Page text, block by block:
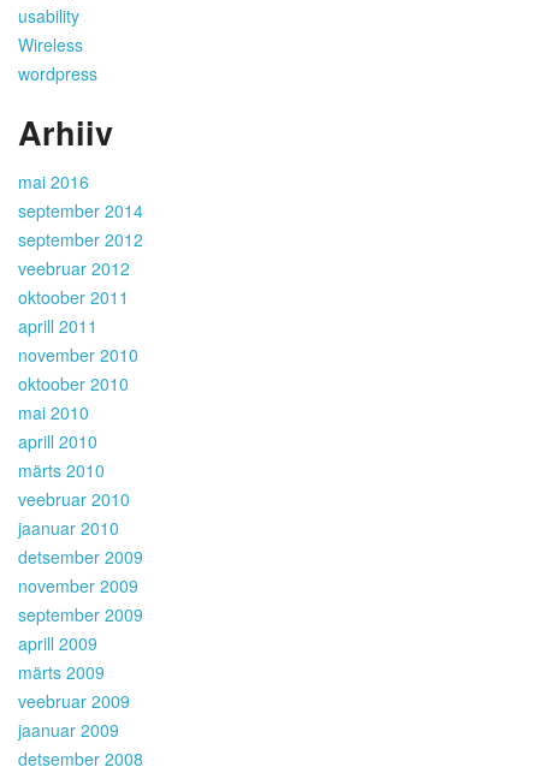
usability
Wireless
wordpress
Arhiiv
mai 2016
september 2014
september 2012
veebruar 2012
oktoober 2011
aprill 2011
november 2010
oktoober 2010
mai 2010
aprill 2010
märts 2010
veebruar 2010
jaanuar 2010
detsember 2009
november 2009
september 2009
aprill 2009
märts 2009
veebruar 2009
jaanuar 2009
detsember 2008